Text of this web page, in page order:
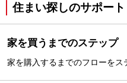
住まい探しのサポート
家を買うまでのステップ
家を購入するまでのフローをス